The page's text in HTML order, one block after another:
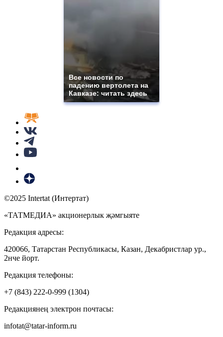
Все новости по
падению вертолета на
Кавказе: читать здесь
©2025 Intertat (Интертат)
«ТАТМЕДИА» акционерлык җәмгыяте
Редакция адресы:
420066, Татарстан Республикасы, Казан, Декабристлар ур.,
2нче йорт.
Редакция телефоны:
+7 (843) 222-0-999 (1304)
Редакциянең электрон почтасы:
infotat@tatar-inform.ru